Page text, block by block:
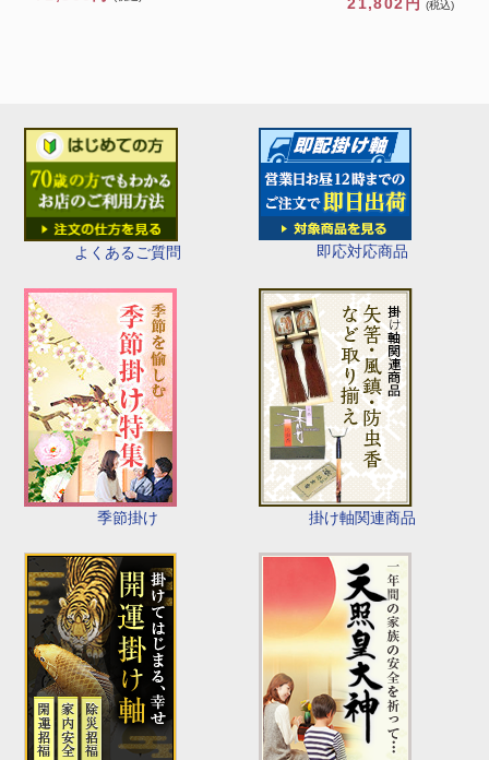
よくあるご質問 即応対応商品
季節掛け 掛け軸関連商品
(税込)